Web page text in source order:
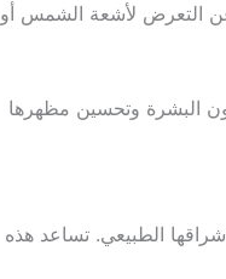
عن التعرض لأشعة الشمس أو
لون البشرة وتحسين مظهرها
الطبيعي. تساعد هذه